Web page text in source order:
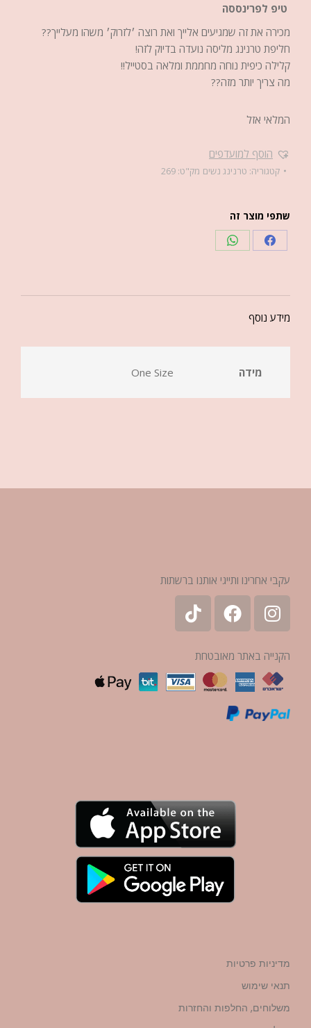
טיפ לפרינססה
מכירה את זה שמגיעים אלייך ואת רוצה ׳לזרוק׳ משהו מעלייך??
חליפת טרנינג מליסה נועדה בדיוק לזה!
קלילה כיפית נוחה מחממת ומלאה בסטייל!!
מה צריך יותר מזה??
המלאי אזל
הוסף למועדפים
קטגוריה: טרנינג נשים מק"ט: 269
שתפי מוצר זה
מידע נוסף
מידה One Size
עקבי אחרינו ותייגי אותנו ברשתות
הקנייה באתר מאובטחת
מדיניות פרטיות
תנאי שימוש
משלוחים, החלפות והחזרות